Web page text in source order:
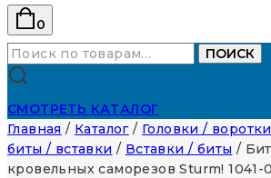
0
Искать:
ПОИСК
СМОТРЕТЬ КАТАЛОГ
Главная / Каталог / Головки /
биты / вставки / Вставки / биты /
кровельных саморезов Sturm! 1041-